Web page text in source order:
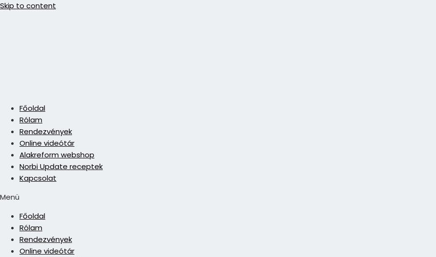
Skip to content
Főoldal
Rólam
Rendezvények
Online videótár
Alakreform webshop
Norbi Update receptek
Kapcsolat
Menü
Főoldal
Rólam
Rendezvények
Online videótár